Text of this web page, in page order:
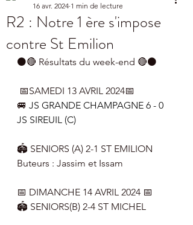
R2 : Notre 1 ère s'impose
contre St Emilion
16 avr. 2024 1 min de lecture
⚫🔴 Résultats du week-end 🔴⚫
📅SAMEDI 13 AVRIL 2024📅
🚐 JS GRANDE CHAMPAGNE 6 - 0
JS SIREUIL (C)
🏟 SENIORS (A) 2-1 ST EMILION
Buteurs : Jassim et Issam
📅 DIMANCHE 14 AVRIL 2024 📅
🏟 SENIORS(B) 2-4 ST MICHEL